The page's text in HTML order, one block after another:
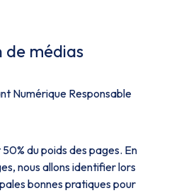
médias
Numérique Responsable
du poids des pages. En
nous allons identifier lors
bonnes pratiques pour